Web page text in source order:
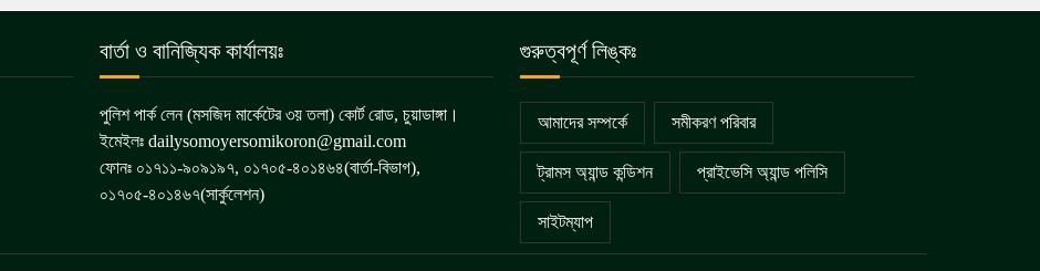
বার্তা ও বানিজ্যিক কার্যালয়ঃ
পুলিশ পার্ক লেন (মসজিদ মার্কেটের ৩য় তলা) কোর্ট রোড, চুয়াডাঙ্গা।
ইমেইলঃ dailysomoyersomikoron@gmail.com
ফোনঃ ০১৭১১-৯০৯১৯৭, ০১৭০৫-৪০১৪৬৪(বার্তা-বিভাগ),
০১৭০৫-৪০১৪৬৭(সার্কুলেশন)
গুরুত্বপূর্ণ লিঙ্কঃ
আমাদের সম্পর্কে সমীকরণ পরিবার
ট্রামস অ্যান্ড কন্ডিশন প্রাইভেসি অ্যান্ড পলিসি
সাইটম্যাপ